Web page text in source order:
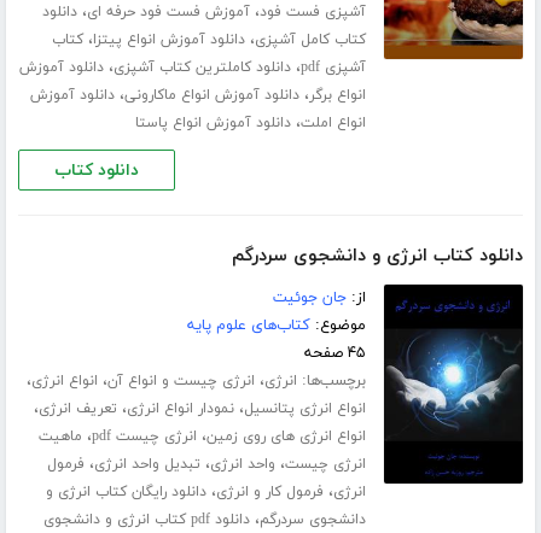
آشپزی فست فود،آموزش فست فود حرفه ای،دانلود
کتاب کامل آشپزی،دانلود آموزش انواع پیتزا،کتاب
آشپزی pdf
،دانلود کاملترین کتاب آشپزی،دانلود آموزش
انواع برگر،دانلود آموزش انواع ماکارونی،دانلود آموزش
انواع املت،دانلود آموزش انواع پاستا
دانلود کتاب
دانلود کتاب انرژی و دانشجوی سردرگم
از:جان جوئیت
موضوع:کتاب‌های علوم پایه
۴۵ صفحه
برچسب‌ها: انرژی، انرژی چیست و انواع آن، انواع انرژی،
انواع انرژی پتانسیل،نمودار انواع انرژی، تعریف انرژی،
انواع انرژی های روی زمین، انرژی چیست pdf ، ماهیت
انرژی چیست، واحد انرژی، تبدیل واحد انرژی، فرمول
انرژی، فرمول کار و انرژی،دانلود رایگان کتاب انرژی و
دانشجوی سردرگم،
دانلود pdf کتاب انرژی و دانشجوی